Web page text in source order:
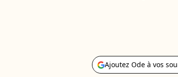
Ajoutez Ode à vos